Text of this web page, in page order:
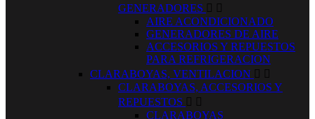
GENERADORES  
AIRE ACONDICIONADO
GENERADORES DE AIRE
ACCESORIOS Y REPUESTOS
PARA REFRIGERACION
CLARABOYAS, VENTILACION  
CLARABOYAS, ACCESORIOS Y
REPUESTOS  
CLARABOYAS